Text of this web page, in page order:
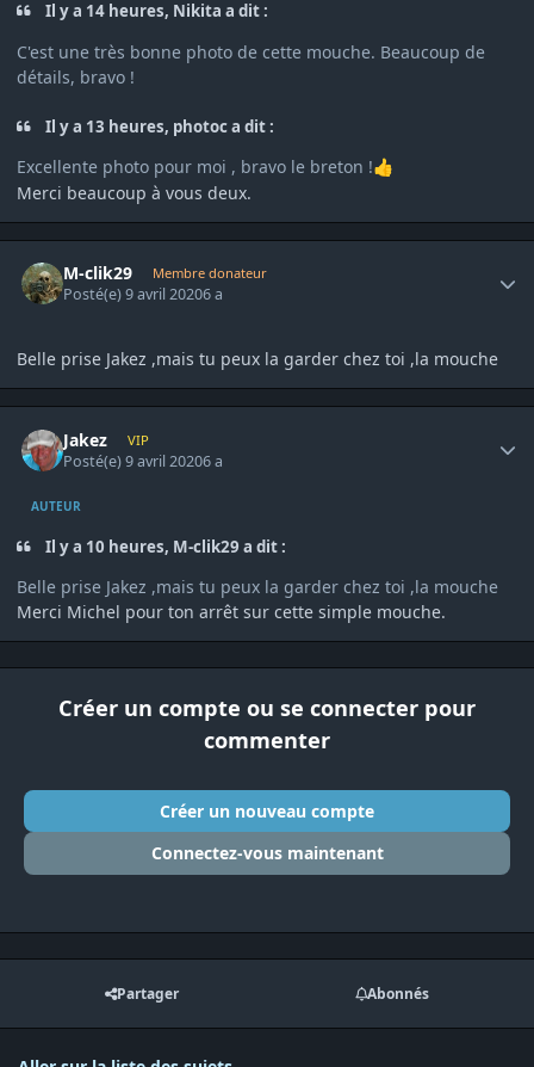
Il y a 14 heures, Nikita a dit :
C'est une très bonne photo de cette mouche. Beaucoup de
détails, bravo !
Il y a 13 heures, photoc a dit :
Excellente photo pour moi , bravo le breton !👍
Merci beaucoup à vous deux.
M-clik29 Membre donateur
Posté(e)9 avril 20206 a
Belle prise Jakez ,mais tu peux la garder chez toi ,la mouche
Jakez VIP
Posté(e)9 avril 20206 a
AUTEUR
Il y a 10 heures, M-clik29 a dit :
Belle prise Jakez ,mais tu peux la garder chez toi ,la mouche
Merci Michel pour ton arrêt sur cette simple mouche.
Créer un compte ou se connecter pour
commenter
Créer un nouveau compte
Connectez-vous maintenant
Partager Abonnés